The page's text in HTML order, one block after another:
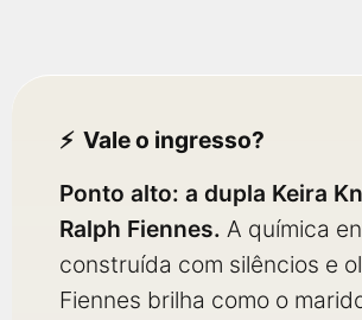
Vale o ingresso?
Ponto alto: a dupla Keira
Ralph Fiennes. A química
construída com silêncios e
Fiennes brilha como o